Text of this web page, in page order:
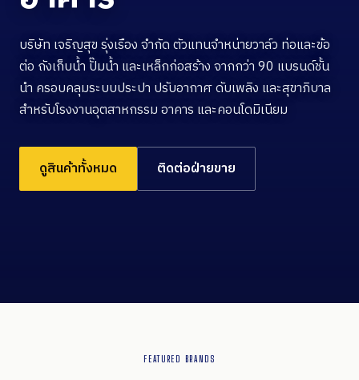
บริษัท เจริญสุข รุ่งเรือง จำกัด ตัวแทนจำหน่ายวาล์ว ท่อและข้อ
ต่อ ถังเก็บน้ำ ปั๊มน้ำ และเหล็กก่อสร้าง จากกว่า 90 แบรนด์ชั้น
นำ ครอบคลุมระบบประปา ปรับอากาศ ดับเพลิง และสุขาภิบาล
สำหรับโรงงานอุตสาหกรรม อาคาร และคอนโดมิเนียม
ดูสินค้าทั้งหมด ติดต่อฝ่ายขาย
FEATURED BRANDS